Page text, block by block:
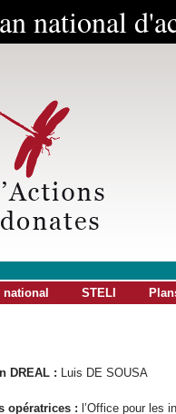
national
national STELI
DREAL : Luis DE SOUSA
opératrices : l’Office pour les